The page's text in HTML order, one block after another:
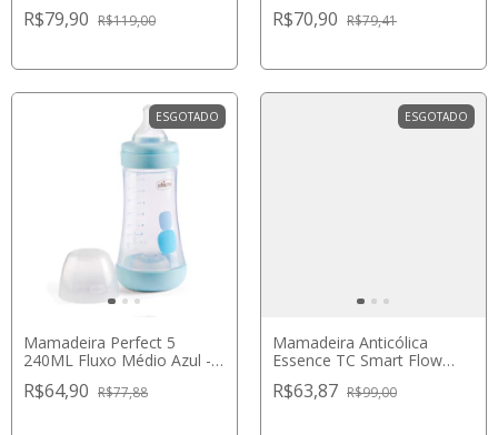
R$79,90 R$119,00 R$70,90 R$79,41
ESGOTADO
Mamadeira Perfect 5
240ML Fluxo Médio Azul -
R$64,90 R$77,88
ESGOTADO
Mamadeira Anticólica
Essence TC Smart Flow
R$63,87 R$99,00